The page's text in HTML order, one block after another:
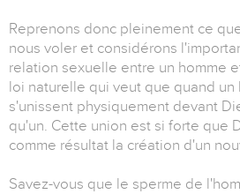
Reprenons donc pleinement ce
nous voler et considérons
relation sexuelle entre un homme
loi naturelle qui veut que quand
s'unissent physiquement devant
qu'un. Cette union est si forte que
comme résultat la création d'un
Savez-vous que le sperme de